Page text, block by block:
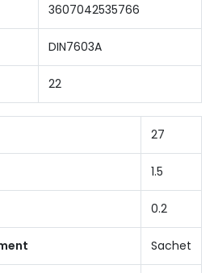
3607042535766
DIN7603A
22
27
1.5
0.2
Sachet